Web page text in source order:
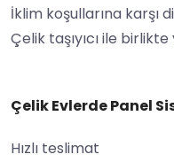
İklim koşullarına karşı
Çelik taşıyıcı ile
Çelik Evlerde Panel
Hızlı teslimat